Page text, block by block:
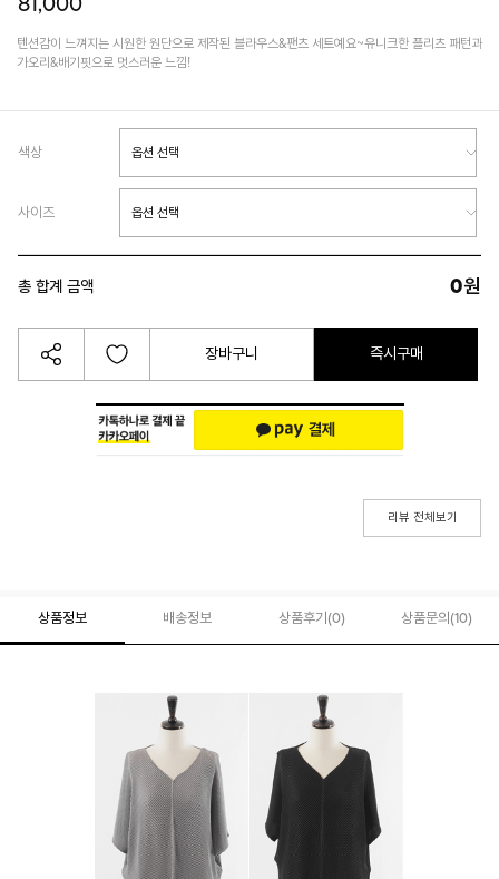
81,000
텐션감이 느껴지는 시원한 원단으로 제작된 블라우스&팬츠 세트예요~유니크한 플리츠 패턴과
가오리&배기핏으로 멋스러운 느낌!
색상
사이즈
총 합계 금액 0원
장바구니 즉시구매
리뷰 전체보기
상품정보 배송정보 상품후기(0) 상품문의 (10)